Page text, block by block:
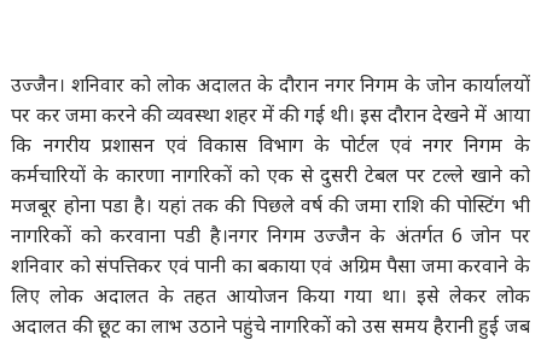
उज्जैन। शनिवार को लोक अदालत के दौरान नगर निगम के जोन कार्यालयों
पर कर जमा करने की व्यवस्था शहर में की गई थी। इस दौरान देखने में आया
कि नगरीय प्रशासन एवं विकास विभाग के पोर्टल एवं नगर निगम के
कर्मचारियों के कारणा नागरिकों को एक से दुसरी टेबल पर टल्ले खाने को
मजबूर होना पडा है। यहां तक की पिछले वर्ष की जमा राशि की पोस्टिंग भी
नागरिकों को करवाना पडी है।नगर निगम उज्जैन के अंतर्गत 6 जोन पर
शनिवार को संपत्तिकर एवं पानी का बकाया एवं अग्रिम पैसा जमा करवाने के
लिए लोक अदालत के तहत आयोजन किया गया था। इसे लेकर लोक
अदालत की छूट का लाभ उठाने पहुंचे नागरिकों को उस समय हैरानी हुई जब